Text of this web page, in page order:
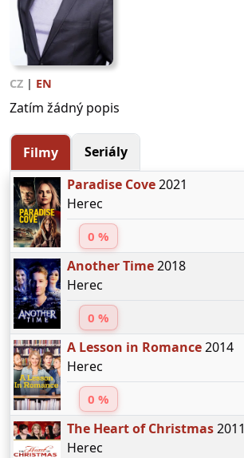
CZ | EN
Zatím žádný popis
Filmy
Seriály
Paradise Cove2021
Herec
0 %
Another Time2018
Herec
0 %
A Lesson in Romance2014
Herec
0 %
The Heart of Christmas2011
Herec